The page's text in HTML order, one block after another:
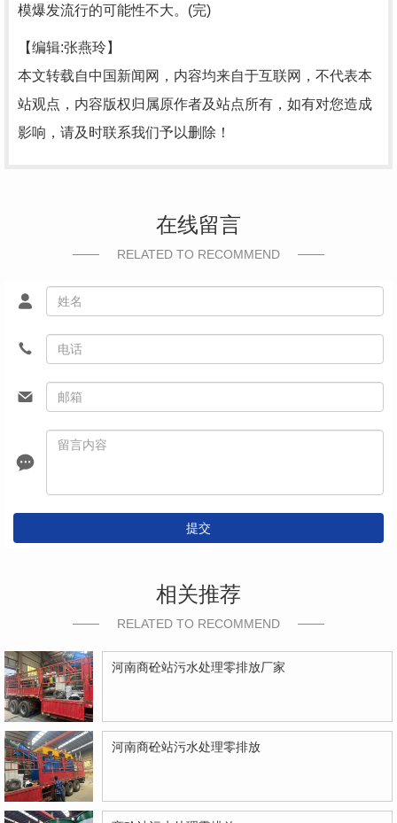
模爆发流行的可能性不大。(完)
【编辑:张燕玲】
本文转载自中国新闻网，内容均来自于互联网，不代表本
站观点，内容版权归属原作者及站点所有，如有对您造成
影响，请及时联系我们予以删除！
在线留言
RELATED TO RECOMMEND
提交
相关推荐
RELATED TO RECOMMEND
河南商砼站污水处理零排放厂家
河南商砼站污水处理零排放